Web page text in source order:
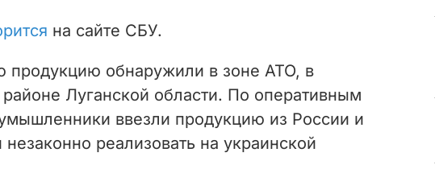
d
e
o
на сайте СБУ.
продукцию обнаружили в зоне АТО, в
Луганской области. По оперативным
ввезли продукцию из России и
реализовать на украинской